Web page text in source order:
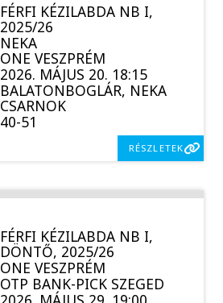
FÉRFI KÉZILABDA NB I,
2025/26
NEKA
ONE VESZPRÉM
2026. MÁJUS 20. 18:15
BALATONBOGLÁR, NEKA
CSARNOK
40-51
RÉSZLETEK
FÉRFI KÉZILABDA NB I,
DÖNTŐ, 2025/26
ONE VESZPRÉM
OTP BANK-PICK SZEGED